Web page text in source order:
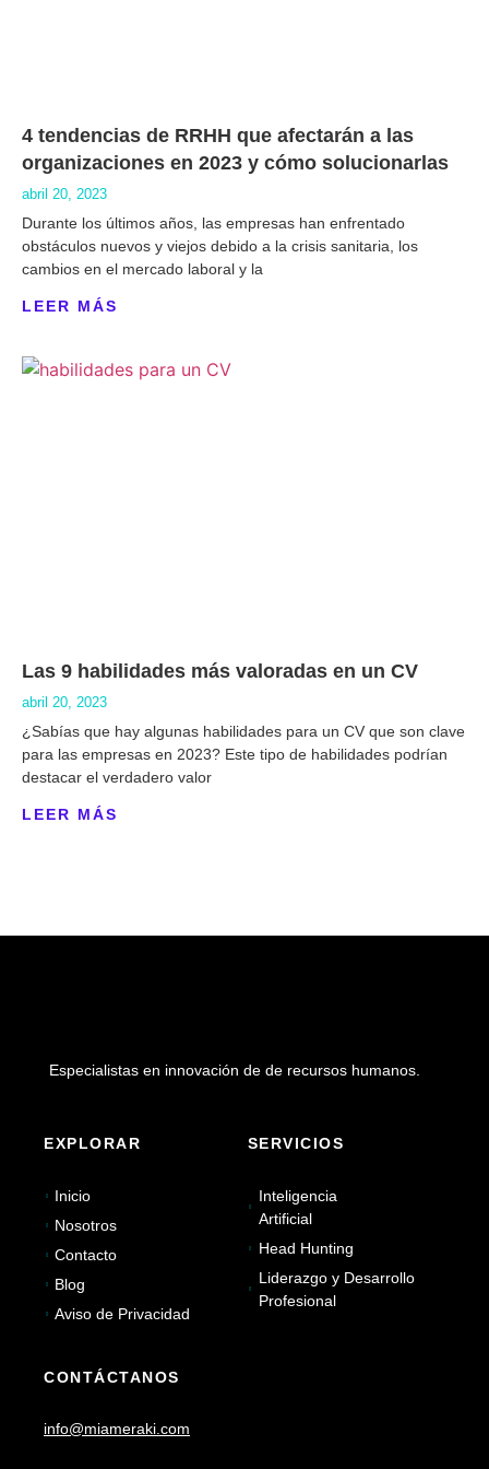
4 tendencias de RRHH que afectarán a las
organizaciones en 2023 y cómo solucionarlas
abril 20, 2023
Durante los últimos años, las empresas han enfrentado
obstáculos nuevos y viejos debido a la crisis sanitaria, los
cambios en el mercado laboral y la
LEER MÁS
Las 9 habilidades más valoradas en un CV
abril 20, 2023
¿Sabías que hay algunas habilidades para un CV que son clave
para las empresas en 2023? Este tipo de habilidades podrían
destacar el verdadero valor
LEER MÁS
Especialistas en innovación de de recursos humanos.
EXPLORAR
Inicio
Nosotros
Contacto
Blog
Aviso de Privacidad
SERVICIOS
Inteligencia
Artificial
Head Hunting
Liderazgo y Desarrollo
Profesional
CONTÁCTANOS
info@miameraki.com